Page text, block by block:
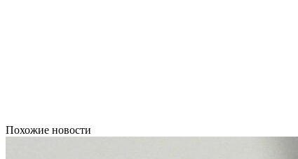
Похожие новости